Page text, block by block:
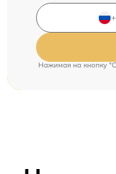
Нажимая на кнопку